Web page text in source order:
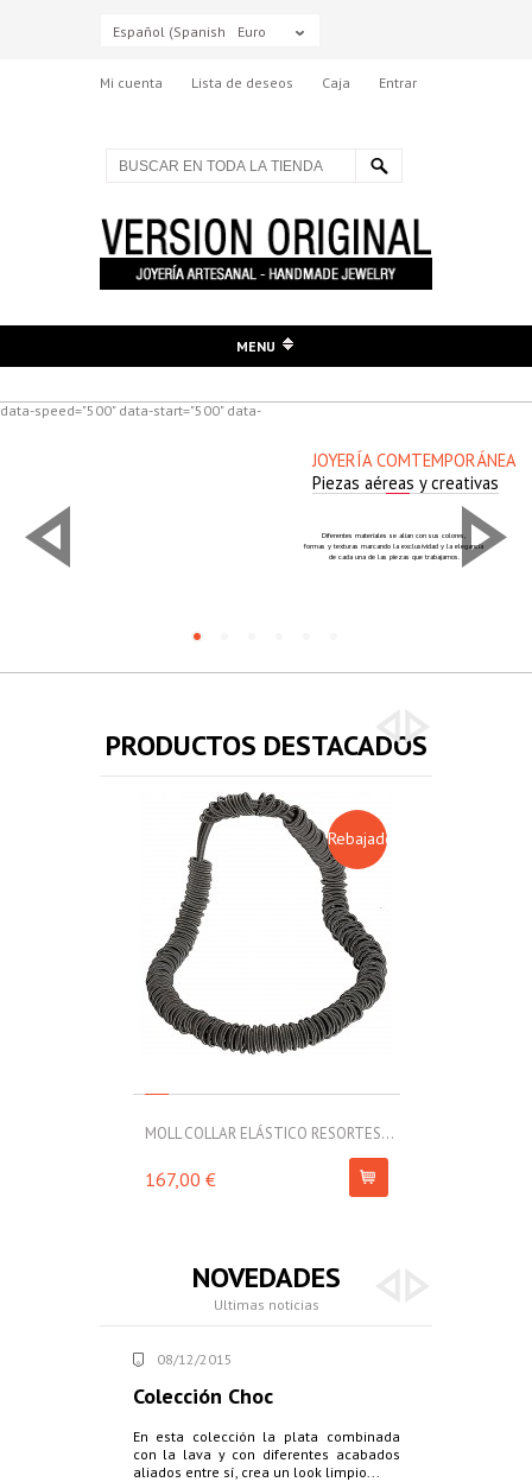
Español (Spanish) Euro
Mi cuenta Lista de deseos Caja Entrar
MENU
data-speed="500" data-start="500" data-
JOYERÍA COMTEMPORÁNEA
Piezas aéreas y creativas
Diferentes materiales se alían con sus colores,
formas y texturas marcando la exclusividad y la elegancia
de cada una de las piezas que trabajamos.
PRODUCTOS DESTACADOS
Rebajado
MOLL COLLAR ELÁSTICO RESORTES...
167,00 €
NOVEDADES
Ultimas noticias
08/12/2015
Colección Choc
En esta colección la plata combinada
con la lava y con diferentes acabados
aliados entre sí, crea un look limpio...